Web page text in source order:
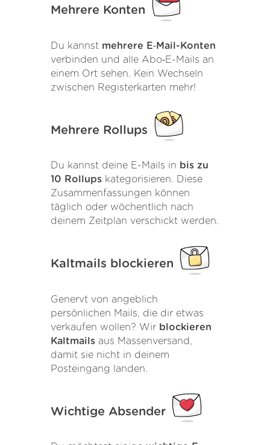
Mehrere Konten
Du kannst mehrere E‑Mail-Konten
verbinden und alle Abo‑E-Mails an
einem Ort sehen. Kein Wechseln
zwischen Registerkarten mehr!
Mehrere Rollups
Du kannst deine E-Mails in bis zu
10 Rollups kategorisieren. Diese
Zusammenfassungen können
täglich oder wöchentlich nach
deinem Zeitplan verschickt werden.
Kaltmails blockieren
Genervt von angeblich
persönlichen Mails, die dir etwas
verkaufen wollen? Wir blockieren
Kaltmails aus Massenversand,
damit sie nicht in deinem
Posteingang landen.
Wichtige Absender